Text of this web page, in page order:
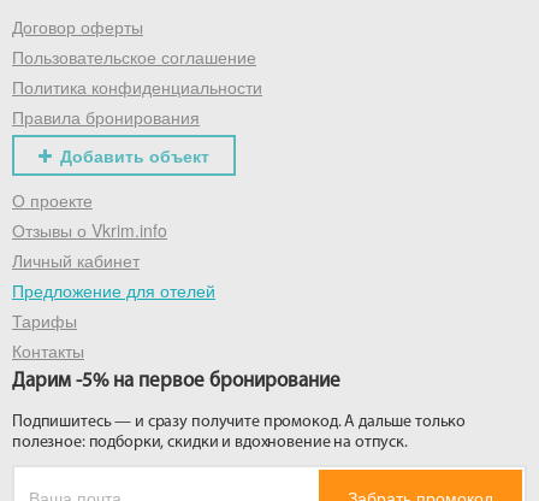
Договор оферты
Пользовательское соглашение
Политика конфиденциальности
Правила бронирования
Добавить объект
О проекте
Отзывы о Vkrim.info
Личный кабинет
Предложение для отелей
Тарифы
Контакты
Дарим -5% на первое бронирование
Подпишитесь — и сразу получите промокод. А дальше только
полезное: подборки, скидки и вдохновение на отпуск.